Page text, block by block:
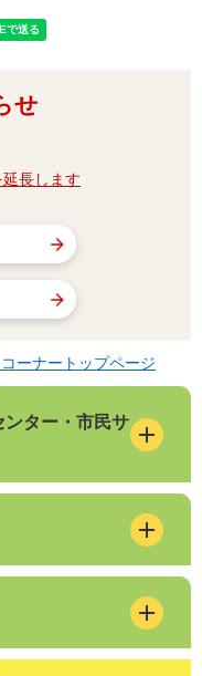
せ
長します
ーナートップページ
ンター・市民サ